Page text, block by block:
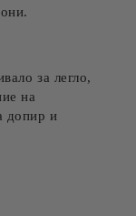
за легло,
на
допир и